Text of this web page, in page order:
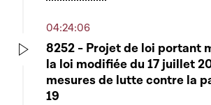
04:24:06
8252 - Projet de loi portant
la loi modifiée du 17 juillet
mesures de lutte contre la
19